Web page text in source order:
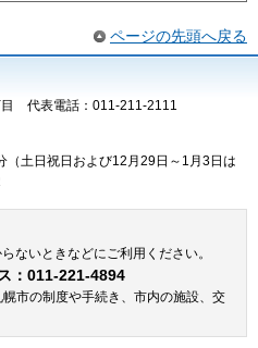
ページの先頭へ戻る
目 代表電話：011-211-2111
土日祝日および12月29日～1月3日は
ないときなどにご利用ください。
：011-221-4894
市の制度や手続き、市内の施設、交